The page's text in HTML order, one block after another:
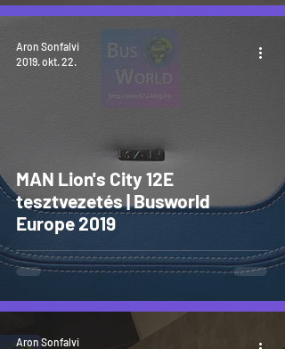
MAN Lion's City 12E
tesztvezetés | Busworld
Europe 2019
Aron Sonfalvi
2019. okt. 22.
Aron Sonfalvi